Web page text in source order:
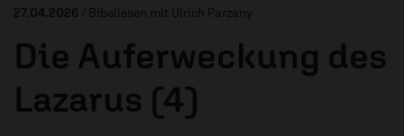
27.04.2026 / Bibellesen mit Ulrich Parzany
Die Auferweckung des
Lazarus (4)